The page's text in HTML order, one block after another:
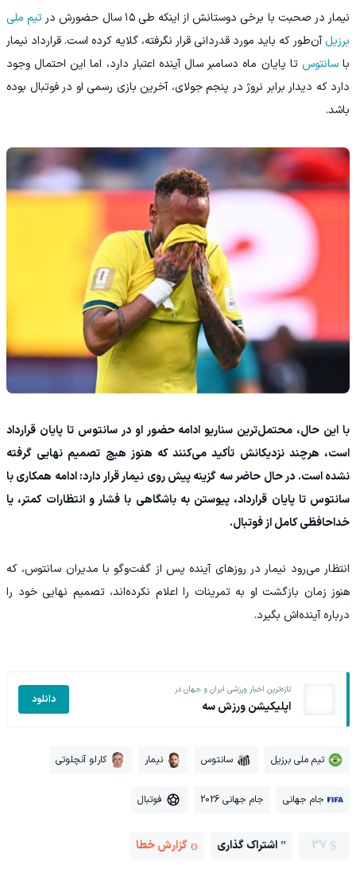
نیمار در صحبت با برخی دوستانش از اینکه طی ۱۵ سال حضورش در
تیم ملی
برزیلآن‌طور که باید مورد قدردانی قرار نگرفته، گلایه کرده است. قرارداد نیمار
باسانتوس تا پایان ماه دسامبر سال آینده اعتبار دارد، اما این احتمال وجود
دارد که دیدار برابر نروژ در پنجم جولای، آخرین بازی رسمی او در فوتبال بوده
باشد.
با این حال، محتمل‌ترین سناریو ادامه حضور او در سانتوس تا پایان قرارداد
است، هرچند نزدیکانش تأکید می‌کنند که هنوز هیچ تصمیم نهایی گرفته
نشده است. در حال حاضر سه گزینه پیش روی نیمار قرار دارد: ادامه همکاری با
سانتوس تا پایان قرارداد، پیوستن به باشگاهی با فشار و انتظارات کمتر، یا
خداحافظی کامل از فوتبال.
انتظار می‌رود نیمار در روزهای آینده پس از گفت‌وگو با مدیران سانتوس، که
هنوز زمان بازگشت او به تمرینات را اعلام نکرده‌اند، تصمیم نهایی خود را
درباره آینده‌اش بگیرد.
تازه‌ترین اخبار ورزشی ایران و جهان در
اپلیکیشن ورزش سه دانلود
تیم ملی برزیل سانتوس نیمار کارلو آنچلوتی
جام جهانی جام جهانی 2026 فوتبال
37 اشتراک گذاری گزارش خطا